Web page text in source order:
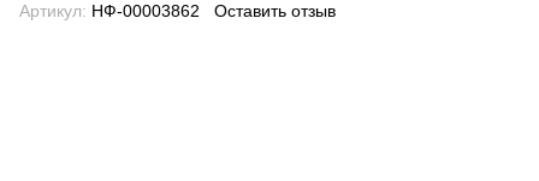
Артикул: НФ-00003862 Оставить отзыв